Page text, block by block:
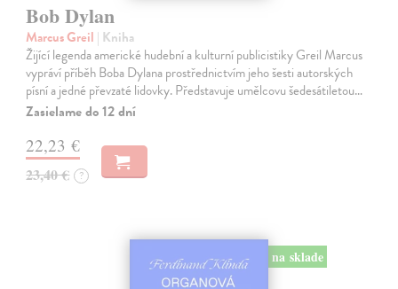
Bob Dylan
Marcus Greil | Kniha
Žijící legenda americké hudební a kulturní publicistiky Greil Marcus
vypráví příběh Boba Dylana prostřednictvím jeho šesti autorských
písní a jedné převzaté lidovky. Představuje umělcovu šedesátiletou…
Zasielame do 12 dní
22,23 €
23,40 € ?
na sklade